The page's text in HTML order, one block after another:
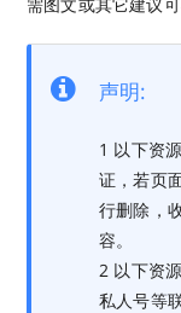
声明:
1 以下资
证，若页
行删除，
容。
2 以下资
私人号等